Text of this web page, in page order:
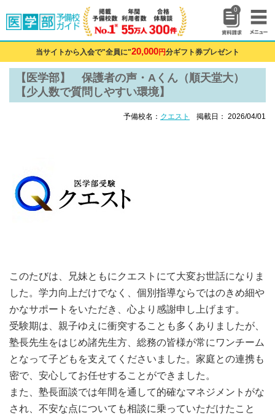
0
当サイトから入会で"全員に"20,000円分ギフト券プレゼント
【医学部】 保護者の声・Aくん（順天堂大）
【少人数で質問しやすい環境】
予備校名： クエスト 掲載日： 2026/04/01
このたびは、兄妹ともにクエストにて大変お世話になりま
した。学力向上だけでなく、個別指導ならではのきめ細や
かなサポートをいただき、心より感謝申し上げます。
受験期は、親子ゆえに衝突することも多くありましたが、
塾長先生をはじめ諸先生方、総務の皆様が常にワンチーム
となって子どもを支えてくださいました。家庭との連携も
密で、安心してお任せすることができました。
また、塾長面談では年間を通して的確なマネジメントがな
され、不安な点についても相談に乗っていただけたこと